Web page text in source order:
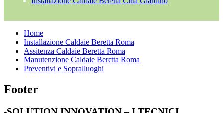
Home
Installazione Caldaie Beretta Roma
Assitenza Caldaie Beretta Roma
Manutenzione Caldaie Beretta Roma
Preventivi e Sopralluoghi
Footer